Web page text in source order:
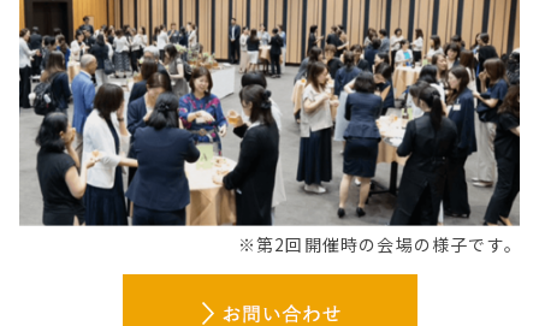
※第2回開催時の会場の様子です。